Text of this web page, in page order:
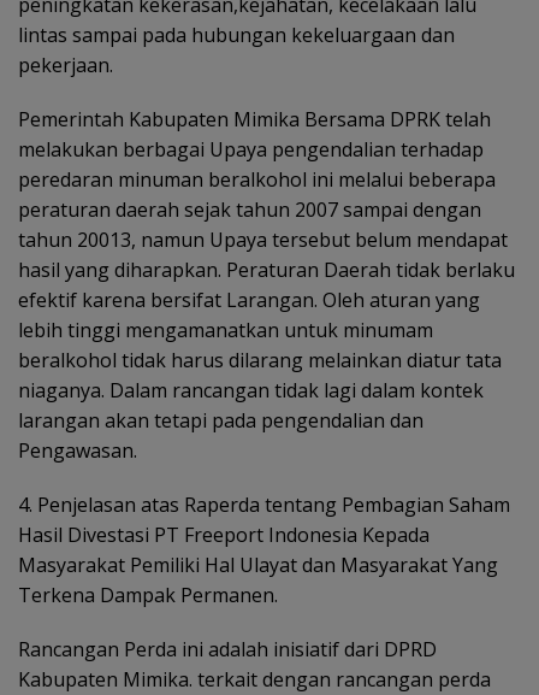
lintas sampai pada hubungan kekeluargaan dan
pekerjaan.
Pemerintah Kabupaten Mimika Bersama DPRK telah
melakukan berbagai Upaya pengendalian terhadap
peredaran minuman beralkohol ini melalui beberapa
peraturan daerah sejak tahun 2007 sampai dengan
tahun 20013, namun Upaya tersebut belum mendapat
hasil yang diharapkan. Peraturan Daerah tidak berlaku
efektif karena bersifat Larangan. Oleh aturan yang
lebih tinggi mengamanatkan untuk minumam
beralkohol tidak harus dilarang melainkan diatur tata
niaganya. Dalam rancangan tidak lagi dalam kontek
larangan akan tetapi pada pengendalian dan
Pengawasan.
4. Penjelasan atas Raperda tentang Pembagian Saham
Hasil Divestasi PT Freeport Indonesia Kepada
Masyarakat Pemiliki Hal Ulayat dan Masyarakat Yang
Terkena Dampak Permanen.
Rancangan Perda ini adalah inisiatif dari DPRD
Kabupaten Mimika. terkait dengan rancangan perda